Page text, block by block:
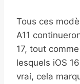
Tous ces
A11
17, tout
lesquels iOS
vrai, cela